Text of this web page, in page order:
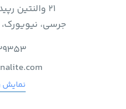
21 والنتین رپیدز Apt. 335 New
جرسی، نیویورک،